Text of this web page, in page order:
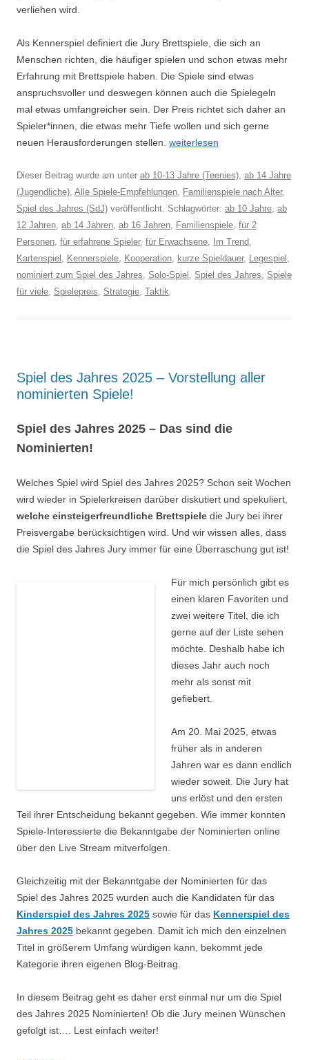
verliehen wird.
Als Kennerspiel definiert die Jury Brettspiele, die sich an
Menschen richten, die häufiger spielen und schon etwas mehr
Erfahrung mit Brettspiele haben. Die Spiele sind etwas
anspruchsvoller und deswegen können auch die Spielegeln
mal etwas umfangreicher sein. Der Preis richtet sich daher an
Spieler*innen, die etwas mehr Tiefe wollen und sich gerne
neuen Herausforderungen stellen. weiterlesen
Dieser Beitrag wurde am unter ab 10-13 Jahre (Teenies), ab 14 Jahre
(Jugendliche), Alle Spiele-Empfehlungen, Familienspiele nach Alter,
Spiel des Jahres (SdJ) veröffentlicht. Schlagwörter: ab 10 Jahre, ab
12 Jahren, ab 14 Jahren, ab 16 Jahren, Familienspiele, für 2
Personen, für erfahrene Spieler, für Erwachsene, Im Trend,
Kartenspiel , Kennerspiele, Kooperation, kurze Spieldauer, Legespiel ,
nominiert zum Spiel des Jahres, Solo-Spiel , Spiel des Jahres, Spiele
für viele, Spielepreis, Strategie, Taktik.
Spiel des Jahres 2025 – Vorstellung aller
nominierten Spiele!
Spiel des Jahres 2025 – Das sind die
Nominierten!
Welches Spiel wird Spiel des Jahres 2025? Schon seit Wochen
wird wieder in Spielerkreisen darüber diskutiert und spekuliert,
welche einsteigerfreundliche Brettspiele die Jury bei ihrer
Preisvergabe berücksichtigen wird. Und wir wissen alles, dass
die Spiel des Jahres Jury immer für eine Überraschung gut ist!
Für mich persönlich gibt es
einen klaren Favoriten und
zwei weitere Titel, die ich
gerne auf der Liste sehen
möchte. Deshalb habe ich
dieses Jahr auch noch
mehr als sonst mit
gefiebert.
Am 20. Mai 2025, etwas
früher als in anderen
Jahren war es dann endlich
wieder soweit. Die Jury hat
uns erlöst und den ersten
Teil ihrer Entscheidung bekannt gegeben. Wie immer konnten
Spiele-Interessierte die Bekanntgabe der Nominierten online
über den Live Stream mitverfolgen.
Gleichzeitig mit der Bekanntgabe der Nominierten für das
Spiel des Jahres 2025 wurden auch die Kandidaten für das
Kinderspiel des Jahres 2025 sowie für das Kennerspiel des
Jahres 2025 bekannt gegeben. Damit ich mich den einzelnen
Titel in größerem Umfang würdigen kann, bekommt jede
Kategorie ihren eigenen Blog-Beitrag.
In diesem Beitrag geht es daher erst einmal nur um die Spiel
des Jahres 2025 Nominierten! Ob die Jury meinen Wünschen
gefolgt ist…. Lest einfach weiter!